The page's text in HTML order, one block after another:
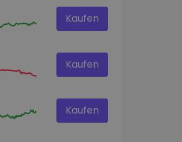
Kaufen
Kaufen
Kaufen